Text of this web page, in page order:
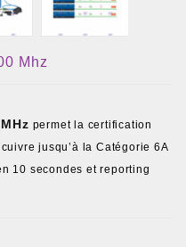
Mhz
permet la certification
jusqu’à la Catégorie 6A
10 secondes et reporting